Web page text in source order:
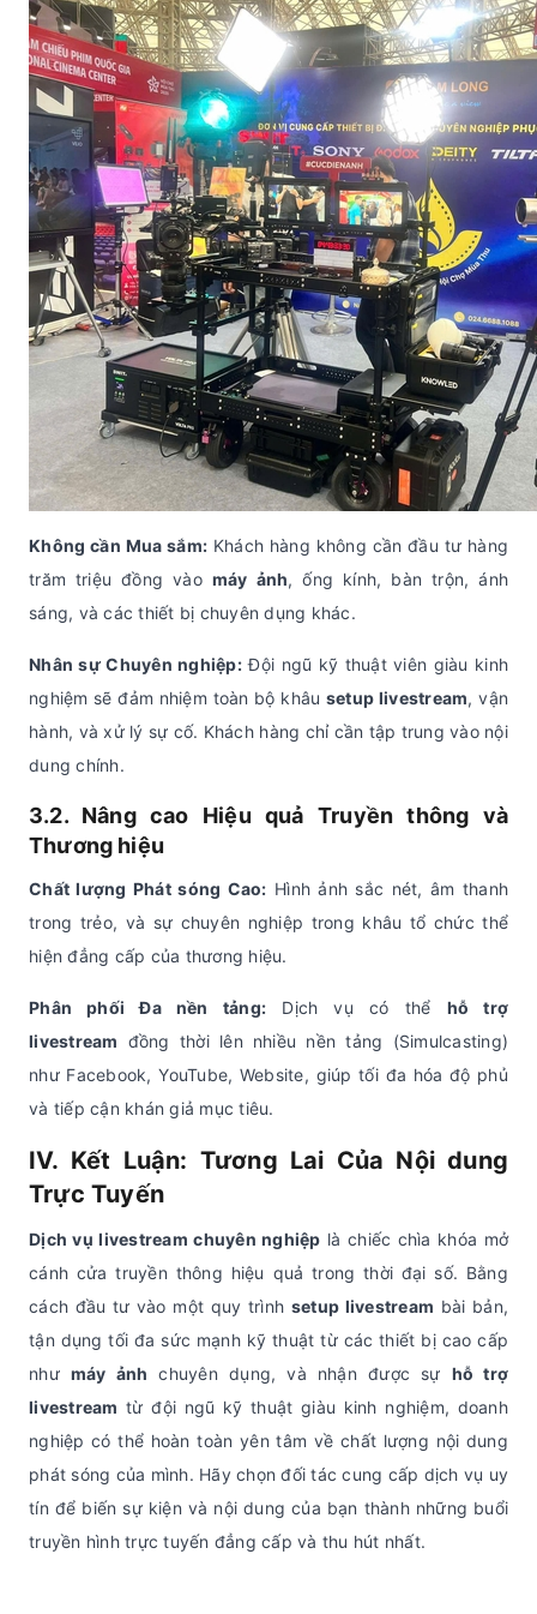
Không cần Mua sắm: Khách hàng không cần đầu tư hàng
trăm triệu đồng vào máy ảnh, ống kính, bàn trộn, ánh
sáng, và các thiết bị chuyên dụng khác.
Nhân sự Chuyên nghiệp:Đội ngũ kỹ thuật viên giàu kinh
nghiệm sẽ đảm nhiệm toàn bộ khâu setup livestream, vận
hành, và xử lý sự cố. Khách hàng chỉ cần tập trung vào nội
dung chính.
3.2. Nâng cao Hiệu quả Truyền thông và
Thương hiệu
Chất lượng Phát sóng Cao: Hình ảnh sắc nét, âm thanh
trong trẻo, và sự chuyên nghiệp trong khâu tổ chức thể
hiện đẳng cấp của thương hiệu.
Phân phối Đa nền tảng: Dịch vụ có thể hỗ trợ
livestream đồng thời lên nhiều nền tảng (Simulcasting)
như Facebook, YouTube, Website, giúp tối đa hóa độ phủ
và tiếp cận khán giả mục tiêu.
IV. Kết Luận: Tương Lai Của Nội dung
Trực Tuyến
Dịch vụ livestream chuyên nghiệp là chiếc chìa khóa mở
cánh cửa truyền thông hiệu quả trong thời đại số. Bằng
cách đầu tư vào một quy trình setup livestream bài bản,
tận dụng tối đa sức mạnh kỹ thuật từ các thiết bị cao cấp
như máy ảnh chuyên dụng, và nhận được sự hỗ trợ
livestream từ đội ngũ kỹ thuật giàu kinh nghiệm, doanh
nghiệp có thể hoàn toàn yên tâm về chất lượng nội dung
phát sóng của mình. Hãy chọn đối tác cung cấp dịch vụ uy
tín để biến sự kiện và nội dung của bạn thành những buổi
truyền hình trực tuyến đẳng cấp và thu hút nhất.